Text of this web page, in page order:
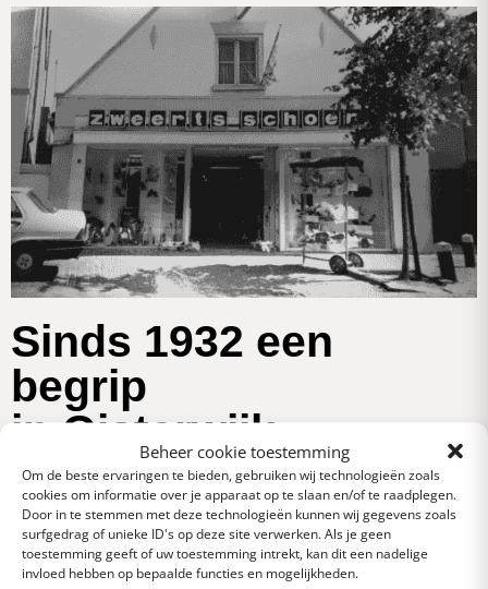
Beheer cookie toestemming
Om de beste ervaringen te bieden, gebruiken wij technologieën zoals
cookies om informatie over je apparaat op te slaan en/of te raadplegen.
Door in te stemmen met deze technologieën kunnen wij gegevens zoals
surfgedrag of unieke ID's op deze site verwerken. Als je geen
toestemming geeft of uw toestemming intrekt, kan dit een nadelige
invloed hebben op bepaalde functies en mogelijkheden.
Sinds 1932 een
begrip
in Oisterwijk
Zweerts Schoenen is al sinds 1932 een begrip in Oisterwijk en
omgeving en nog steeds gevestigd aan de Kerkstraat nr. 1. In
de loop der jaren is de nadruk steeds meer op mode gericht.